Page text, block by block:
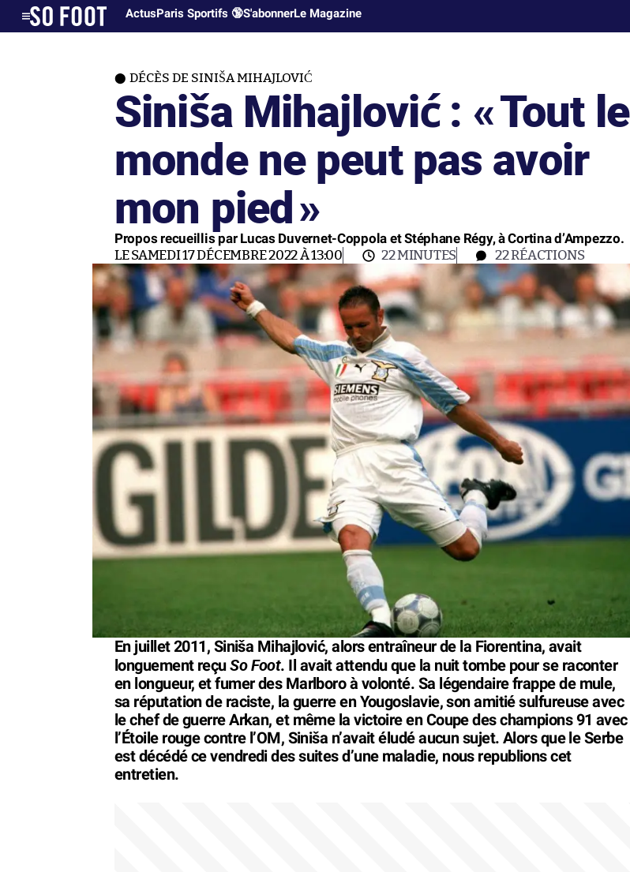
ActusParis Sportifs 🔞S'abonnerLe Magazine
DÉCÈS DE SINIŠA MIHAJLOVIĆ
Siniša Mihajlović : «Tout le
monde ne peut pas avoir
mon pied»
Propos recueillis par Lucas Duvernet-Coppola et Stéphane Régy, à Cortina d’Ampezzo.
LE SAMEDI 17 DÉCEMBRE 2022 À 13:00 22 MINUTES 22RÉACTIONS
En juillet 2011, Siniša Mihajlović, alors entraîneur de la Fiorentina, avait
longuement reçuSo Foot. Il avait attendu que la nuit tombe pour se raconter
en longueur, et fumer des Marlboro à volonté. Sa légendaire frappe de mule,
sa réputation de raciste, la guerre en Yougoslavie, son amitié sulfureuse avec
le chef de guerre Arkan, et même la victoire en Coupe des champions 91 avec
l’Étoile rouge contre l’OM, Siniša n’avait éludé aucun sujet. Alors que le Serbe
est décédé ce vendredi des suites d’une maladie, nous republions cet
entretien.